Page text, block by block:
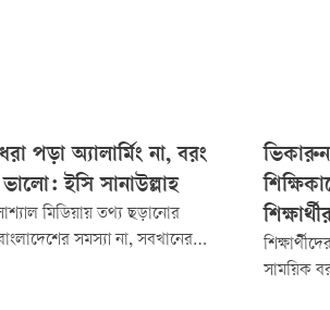
পড়া অ্যালার্মিং না, বরং
ইসি সানাউল্লাহ
মিডিয়ায় তথ্য ছড়ানোর
সমস্যা না, সবখানের
সাময়িক